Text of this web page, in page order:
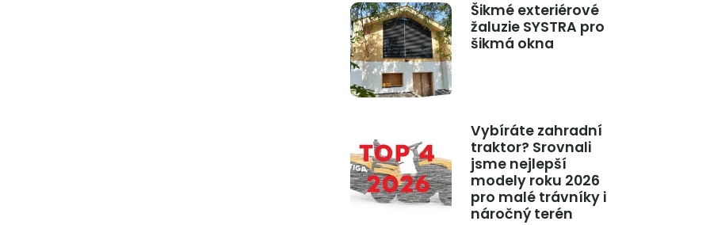
Šikmé exteriérové
žaluzie SYSTRA pro
šikmá okna
Vybíráte zahradní
traktor? Srovnali
jsme nejlepší
modely roku 2026
pro malé trávníky i
náročný terén